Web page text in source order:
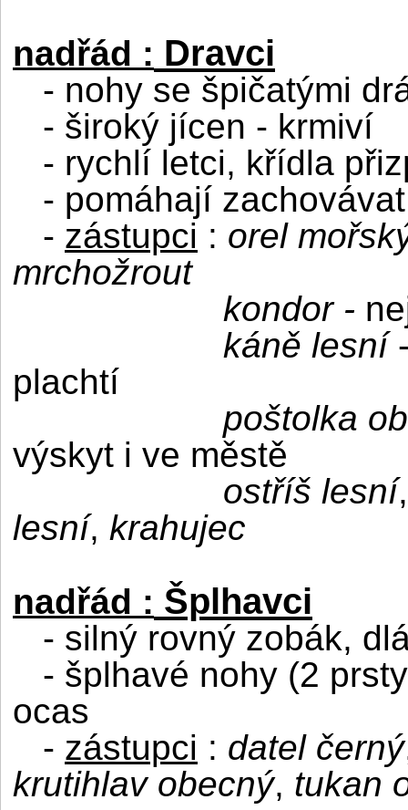
nadřád : Dravci
- nohy se špičatými
- široký jícen - krmiví
- rychlí letci, křídla
- pomáhají
- zástupci : orel
mrchožrout
kondor -
káně lesní-
plachtí
poštolka
výskyt i ve městě
ostříš lesní
lesní, krahujec
nadřád : Šplhavci
- silný rovný zobák,
- šplhavé nohy (2
ocas
- zástupci : datel černý
krutihlav obecný, tukan